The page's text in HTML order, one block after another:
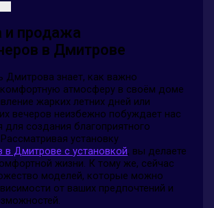
и продажа
в Дмитрове
Дмитрова знает, как важно
атмосферу в своём доме
жарких летних дней или
вечеров неизбежно побуждает нас
для создания благоприятного
установку
в Дмитрове с установкой, вы делаете
жизни. К тому же, сейчас
моделей, которые можно
от ваших предпочтений и